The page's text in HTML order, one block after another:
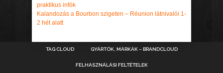
praktikus infók
Kalandozás a Bourbon szigeten – Réunion látnivalói 1-
2 hét alatt
TAG CLOUD GYÁRTÓK, MÁRKÁK – BRANDCLOUD
FELHASZNÁLÁSI FELTÉTELEK